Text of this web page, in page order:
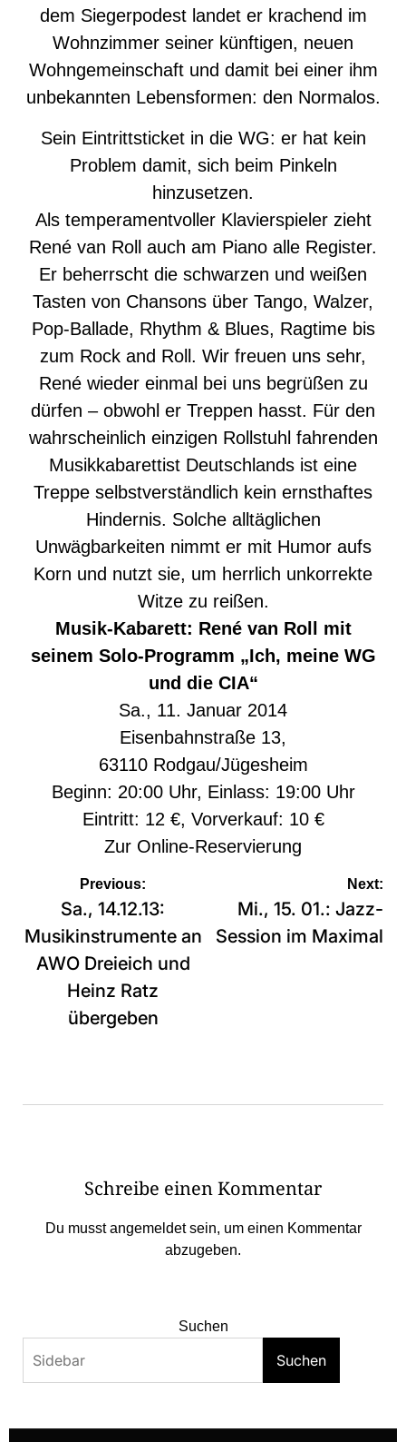
dem Siegerpodest landet er krachend im
Wohnzimmer seiner künftigen, neuen
Wohngemeinschaft und damit bei einer ihm
unbekannten Lebensformen: den Normalos.
Sein Eintrittsticket in die WG: er hat kein
Problem damit, sich beim Pinkeln
hinzusetzen.
Als temperamentvoller Klavierspieler zieht
René van Roll auch am Piano alle Register.
Er beherrscht die schwarzen und weißen
Tasten von Chansons über Tango, Walzer,
Pop-Ballade, Rhythm & Blues, Ragtime bis
zum Rock and Roll. Wir freuen uns sehr,
René wieder einmal bei uns begrüßen zu
dürfen – obwohl er Treppen hasst. Für den
wahrscheinlich einzigen Rollstuhl fahrenden
Musikkabarettist Deutschlands ist eine
Treppe selbstverständlich kein ernsthaftes
Hindernis. Solche alltäglichen
Unwägbarkeiten nimmt er mit Humor aufs
Korn und nutzt sie, um herrlich unkorrekte
Witze zu reißen.
Musik-Kabarett: René van Roll mit
seinem Solo-Programm „Ich, meine WG
und die CIA“
Sa., 11. Januar 2014
Eisenbahnstraße 13,
63110 Rodgau/Jügesheim
Beginn: 20:00 Uhr, Einlass: 19:00 Uhr
Eintritt: 12 €, Vorverkauf: 10 €
Zur Online-Reservierung
Beitragsnavigation
Previous:
Sa., 14.12.13:
Musikinstrumente an
AWO Dreieich und
Heinz Ratz
übergeben
Next:
Mi., 15. 01.: Jazz-
Session im Maximal
Schreibe einen Kommentar
Du musstangemeldetsein, um einen Kommentar
abzugeben.
Suchen
Suchen